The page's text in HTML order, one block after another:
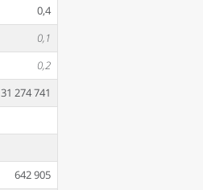
0,4
0,1
0,2
31 274 741
642 905